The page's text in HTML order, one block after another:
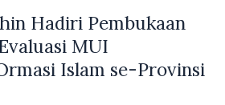
Hadiri Pembukaan
MUI
Islam se-Provinsi